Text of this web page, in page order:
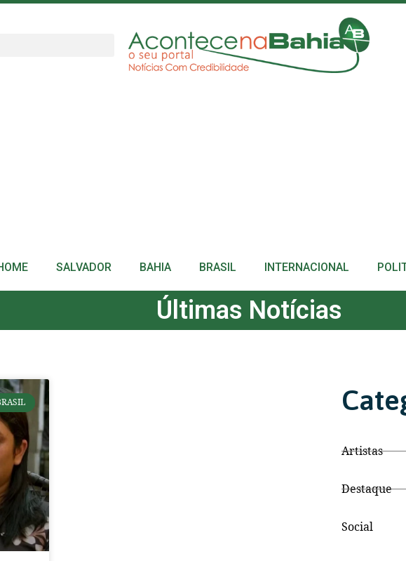
SALVADOR BAHIA BRASIL INTERNACIONAL
Últimas Notícias
Artistas
Destaque
Social